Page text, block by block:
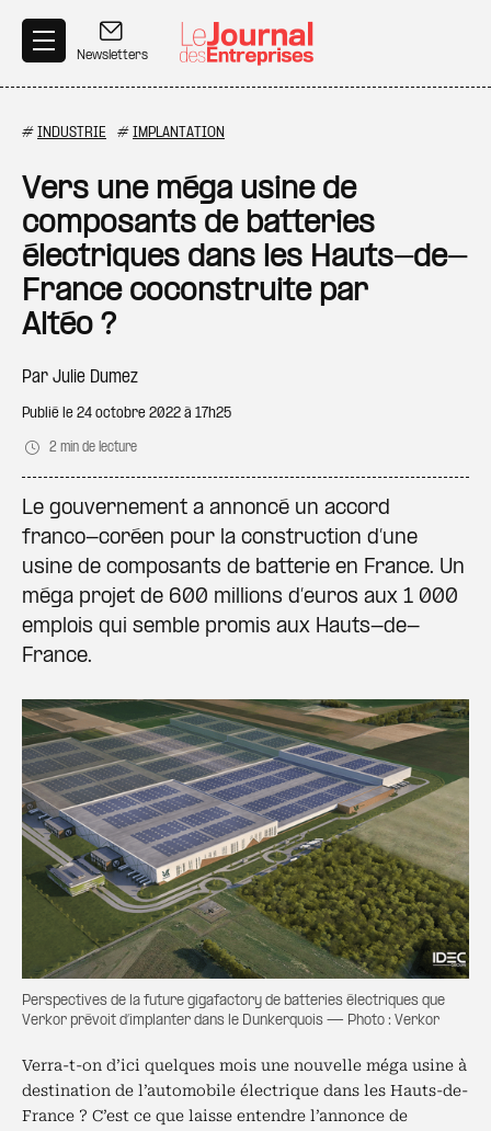
Newsletters
# INDUSTRIE # IMPLANTATION
Vers une méga usine de
composants de batteries
électriques dans les Hauts-de-
France coconstruite par
Altéo ?
Par Julie Dumez
Publié le 24 octobre 2022 à 17h25
2 min de lecture
Le gouvernement a annoncé un accord
franco-coréen pour la construction d’une
usine de composants de batterie en France. Un
méga projet de 600 millions d’euros aux 1 000
emplois qui semble promis aux Hauts-de-
France.
Perspectives de la future gigafactory de batteries électriques que
Verkor prévoit d’implanter dans le Dunkerquois — Photo : Verkor
Verra-t-on d’ici quelques mois une nouvelle méga usine à
destination de l’automobile électrique dans les Hauts-de-
France ? C’est ce que laisse entendre l’annonce de